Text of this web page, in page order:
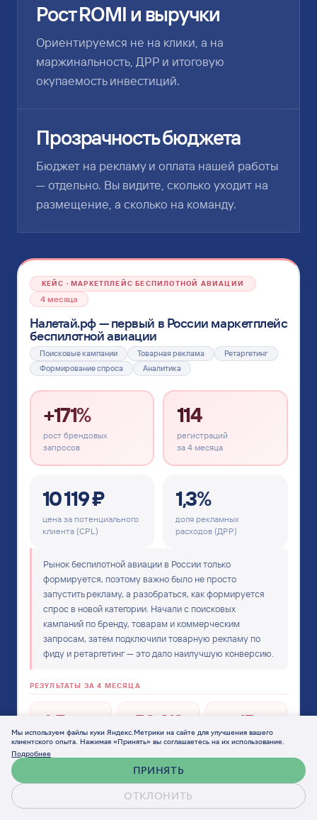
Рост ROMI и выручки
Ориентируемся не на клики, а на
маржинальность, ДРР и итоговую
окупаемость инвестиций.
Прозрачность бюджета
Бюджет на рекламу и оплата нашей работы
— отдельно. Вы видите, сколько уходит на
размещение, а сколько на команду.
КЕЙС · МАРКЕТПЛЕЙС БЕСПИЛОТНОЙ АВИАЦИИ
4 месяца
Налетай.рф — первый в России маркетплейс
беспилотной авиации
Поисковые кампании Товарная реклама
Ретаргетинг
Формирование спроса
Аналитика
+171%
рост брендовых
запросов
114
регистраций
за 4 месяца
10 119 ₽
цена за потенциального
клиента (CPL)
1,3%
доля рекламных
расходов (ДРР)
Рынок беспилотной авиации в России только
формируется, поэтому важно было не просто
запустить рекламу, а разобраться, как формируется
спрос в новой категории. Начали с поисковых
кампаний по бренду, товарам и коммерческим
запросам, затем подключили товарную рекламу по
фиду и ретаргетинг — это дало наилучшую конверсию.
РЕЗУЛЬТАТЫ ЗА 4 МЕСЯЦА
6,7 млн
показов
50 412
кликов
15
продаж
РОСТ БРЕНДОВОГО СПРОСА — ПОМЕСЯЧНАЯ ДИНАМИКА
+171%
Обсудить проект
Мы используем файлы куки Яндекс.Метрики на сайте для улучшения вашего
клиентского опыта. Нажимая «Принять» вы соглашаетесь на их использование.
Подробнее
ПРИНЯТЬ
ОТКЛОНИТЬ